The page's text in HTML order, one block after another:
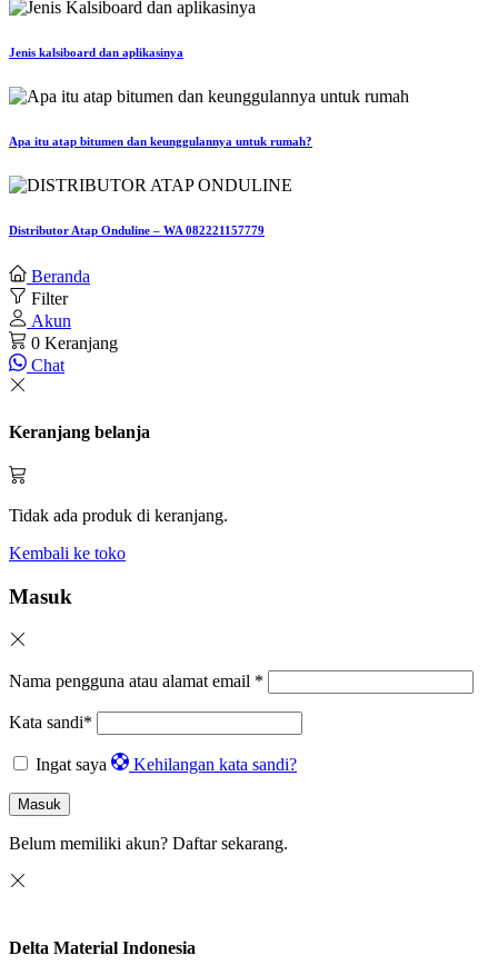
Jenis kalsiboard dan aplikasinya
Apa itu atap bitumen dan keunggulannya untuk rumah?
Distributor Atap Onduline – WA 082221157779
Beranda
Filter
Akun
0 Keranjang
Chat
Keranjang belanja
Tidak ada produk di keranjang.
Kembali ke toko
Masuk
Nama pengguna atau alamat email *
Kata sandi*
Ingat saya Kehilangan kata sandi?
Masuk
Belum memiliki akun? Daftar sekarang.
Delta Material Indonesia